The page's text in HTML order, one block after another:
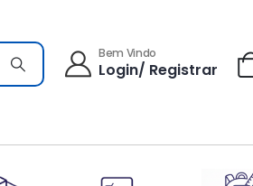
Bem Vindo
Login/ Registrar